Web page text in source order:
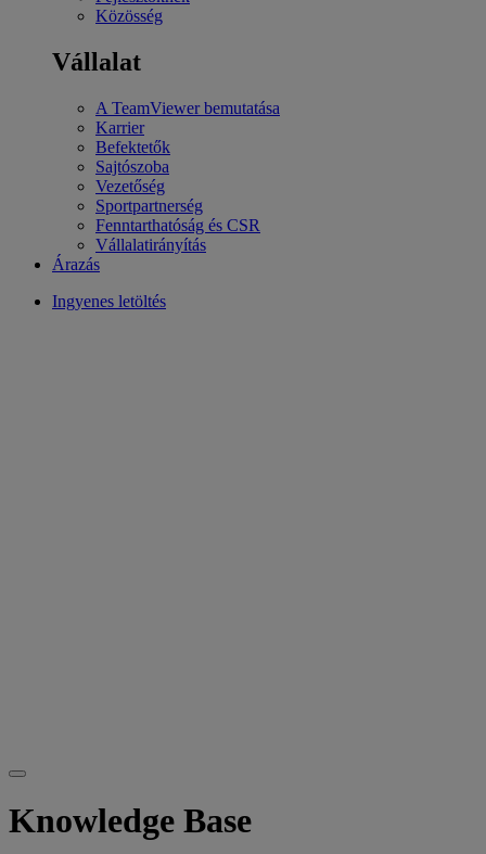
Közösség
Vállalat
A TeamViewer bemutatása
Karrier
Befektetők
Sajtószoba
Vezetőség
Sportpartnerség
Fenntarthatóság és CSR
Vállalatirányítás
Árazás
Ingyenes letöltés
Knowledge Base